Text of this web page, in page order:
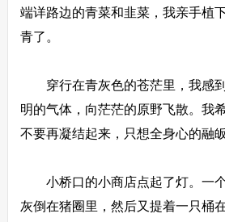
端详路边的青菜和韭菜，我亲手植
青了。
穿行在青灰色的苍茫里，我感到
明的气体，向茫茫的原野飞散。我
不要再凝结起来，只想全身心的融皈
小桥口的小商店点起了灯。一个
灰倒在猪圈里，然后又提着一只桶